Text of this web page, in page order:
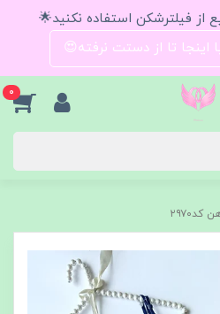
از فیلترشکن استفاده نکنید🌟
اینجا تا از دستت نرفته😍
0
کد۲۹۷۰